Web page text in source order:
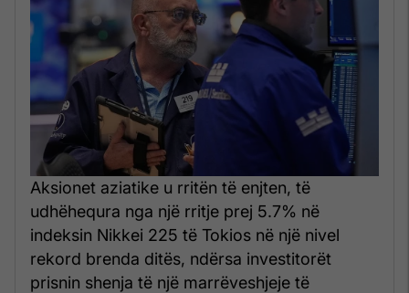
Aksionet aziatike u rritën të enjten, të
udhëhequra nga një rritje prej 5.7% në
indeksin Nikkei 225 të Tokios në një nivel
rekord brenda ditës, ndërsa investitorët
prisnin shenja të një marrëveshjeje të